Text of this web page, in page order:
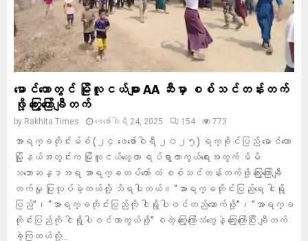
မောင်တောတွင် မြိုလူငယ်များ AA ဆီမှာ စစ်သင်တန်းတက်
ဖို့ ကြွေးကြော်ချီတက်
by Rakhita Times ဖေ‌ဖော်ဝါရီ 24, 2025 154 773
အာရက္ခတိုင်းမ်စ် (၂၄ ဖေဖော်ဝါရီ ၂၀၂၅) ရက္ခိုင်ပြည် မောင်တော
မြို့နယ်အတွင်းက မြိုလူငယ်တွေဟာ ရပ်ရွာကာကွယ်ရေးအတွက် မိမိ
သဘောဆန္ဒအရ အာရက္ခတပ်တော် ထံ စစ်သင်တန်းတက်ဖို့ ကြွေးကြော်ချီ
တက်မှု ပြုလုပ်ခဲ့တယ်လို့ သိရပါတယ်။ “အာရက္ခတိုင်းပြည်ရေ ငါရို့
ပြည်”၊ “အာရက္ခတိုင်းပြည်ကို ငါရို့ပါဝင်တည်ဆောက်ဖို့”၊ “အာရက္ခ
တိုင်းပြည်ကို ငါရို့ပါဝင်ကာကွယ်ဖို့” စတဲ့ ကြွေးကြော်သံတွေနဲ့ ကြွေးကြော်ပြီး ချီတက်
ခဲ့ကြတယ်လို့...